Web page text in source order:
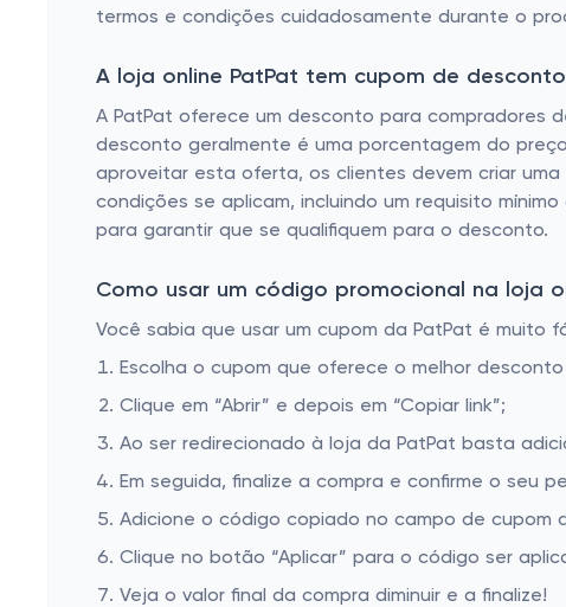
termos e condições cuidadosamente durante o
A loja online PatPat tem cupom de
A PatPat oferece um desconto para compradores
desconto geralmente é uma porcentagem do
aproveitar esta oferta, os clientes devem criar
condições se aplicam, incluindo um requisito
para garantir que se qualifiquem para o desconto.
Como usar um código promocional na loja
Você sabia que usar um cupom da PatPat é muito
Escolha o cupom que oferece o melhor
Clique em “Abrir” e depois em “Copiar link”;
Ao ser redirecionado à loja da PatPat basta
Em seguida, finalize a compra e confirme o seu
Adicione o código copiado no campo de cupom
Clique no botão “Aplicar” para o código ser
Veja o valor final da compra diminuir e a finalize!